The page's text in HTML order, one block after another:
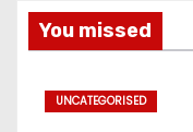
You missed
UNCATEGORISED